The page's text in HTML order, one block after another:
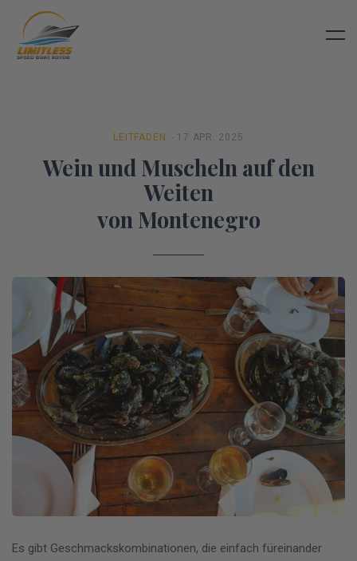
LEITFADEN - 17 APR. 2025
Wein und Muscheln auf den
Weiten
von Montenegro
Es gibt Geschmackskombinationen, die einfach füreinander